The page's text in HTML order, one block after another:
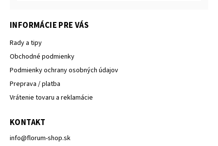
INFORMÁCIE PRE VÁS
Rady a tipy
Obchodné podmienky
Podmienky ochrany osobných údajov
Preprava / platba
Vrátenie tovaru a reklamácie
KONTAKT
info@florum-shop.sk